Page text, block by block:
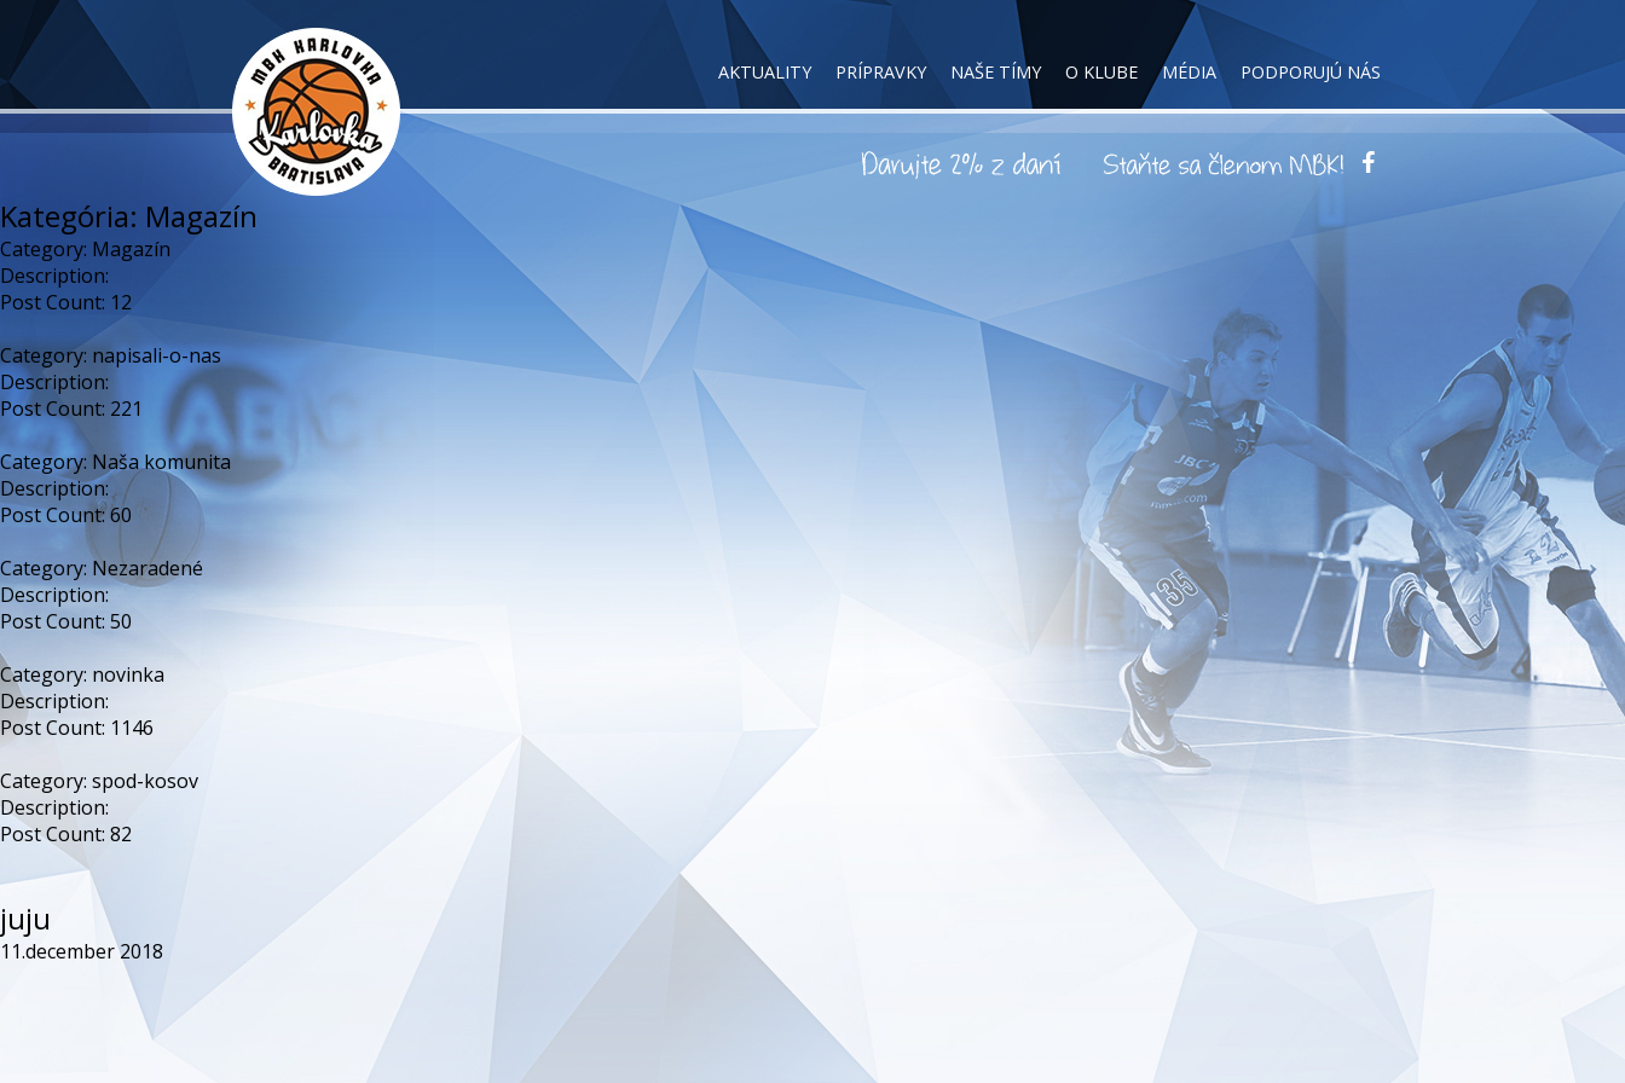
AKTUALITY PRÍPRAVKY NAŠE TÍMY O KLUBE MÉDIA PODPORUJÚ NÁS
Kategória: Magazín
Category: Magazín
Description:
Post Count: 12
Category: napisali-o-nas
Description:
Post Count: 221
Category: Naša komunita
Description:
Post Count: 60
Category: Nezaradené
Description:
Post Count: 50
Category: novinka
Description:
Post Count: 1146
Category: spod-kosov
Description:
Post Count: 82
juju
11.december 2018